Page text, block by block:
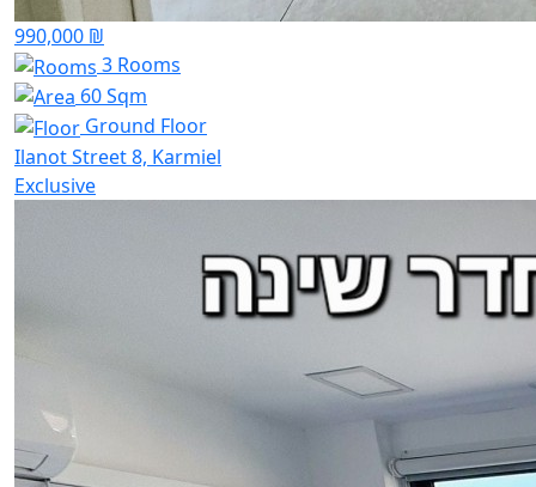
990,000 ₪
3 Rooms
60 Sqm
Ground Floor
Ilanot Street 8, Karmiel
Exclusive